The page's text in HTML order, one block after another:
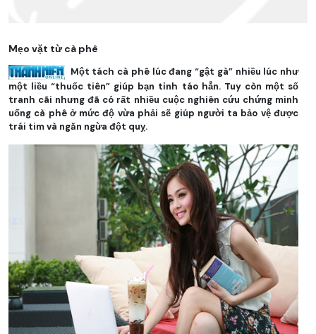
Mẹo vặt từ cà phê
Một tách cà phê lúc đang “gật gà” nhiều lúc như
một liều “thuốc tiên” giúp bạn tỉnh táo hẳn. Tuy còn một số
tranh cãi nhưng đã có rất nhiều cuộc nghiên cứu chứng minh
uống cà phê ở mức độ vừa phải sẽ giúp người ta bảo vệ được
trái tim và ngăn ngừa đột quỵ.